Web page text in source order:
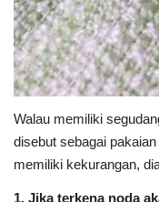
Walau memiliki
disebut sebagai
memiliki kekurangan,
1. Jika terkena noda